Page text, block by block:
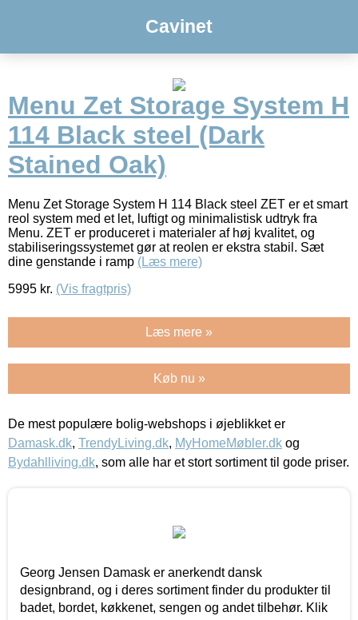
Cavinet
Menu Zet Storage System H
114 Black steel (Dark
Stained Oak)
Menu Zet Storage System H 114 Black steel ZET er et smart
reol system med et let, luftigt og minimalistisk udtryk fra
Menu. ZET er produceret i materialer af høj kvalitet, og
stabiliseringssystemet gør at reolen er ekstra stabil. Sæt
dine genstande i ramp (Læs mere)
5995 kr. (Vis fragtpris)
Læs mere »
Køb nu »
De mest populære bolig-webshops i øjeblikket er
Damask.dk, TrendyLiving.dk, MyHomeMøbler.dk og
Bydahlliving.dk, som alle har et stort sortiment til gode priser.
Georg Jensen Damask er anerkendt dansk
designbrand, og i deres sortiment finder du produkter til
badet, bordet, køkkenet, sengen og andet tilbehør. Klik